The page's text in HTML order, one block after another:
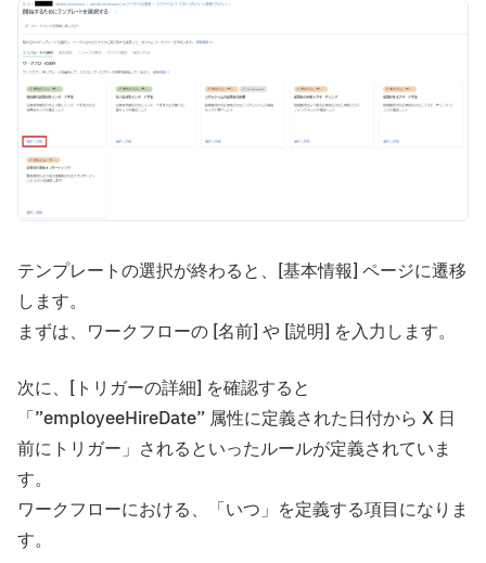
テンプレートの選択が終わると、[基本情報] ページに遷移
します。
まずは、ワークフローの [名前] や [説明] を入力します。
次に、[トリガーの詳細] を確認すると
「”employeeHireDate” 属性に定義された日付から X 日
前にトリガー」されるといったルールが定義されていま
す。
ワークフローにおける、「いつ」を定義する項目になりま
す。